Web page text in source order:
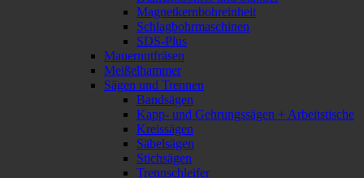
Magnetkernbohreinheit
Schlagbohrmaschinen
SDS-Plus
Mauernutfräsen
Meißelhammer
Sägen und Trennen
Bandsägen
Kapp- und Gehrungssägen + Arbeitstische
Kreissägen
Säbelsägen
Stichsägen
Trennschleifer